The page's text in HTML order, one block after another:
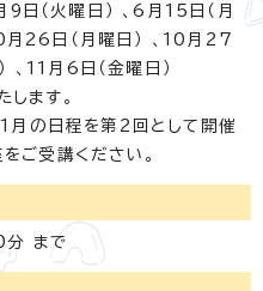
（火曜日） 、6月15日（月
月26日（月曜日） 、10月27
、11月6日（金曜日）
ます。
月の日程を第2回として開催
ご受講ください。
まで